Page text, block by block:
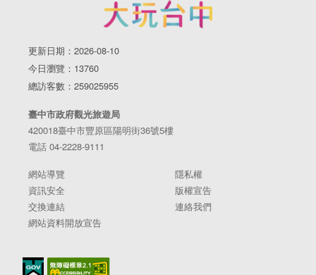
更新日期：2026-08-10
今日瀏覽：13760
總訪客數：259025955
臺中市政府觀光旅遊局
420018臺中市豐原區陽明街36號5樓
電話 04-2228-9111
網站導覽
隱私權
資訊安全
版權宣告
交換連結
連絡我們
網站資料開放宣告